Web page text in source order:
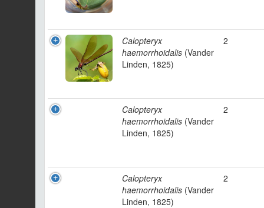
Calopteryx
haemorrhoidalis (Vander
Linden, 1825)
2
Calopteryx
haemorrhoidalis (Vander
Linden, 1825)
2
Calopteryx
haemorrhoidalis (Vander
Linden, 1825)
2